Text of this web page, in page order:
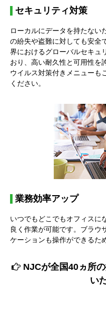
セキュリティ対策
ローカルにデータを持たない
の紛失や盗難に対しても安全
界におけるグローバルセキュ
おり、高い耐久性と可用性を
ウイルス対策付きメニューも
ください。
業務効率アップ
いつでもどこでもオフィスに
良く作業が可能です。ブラウ
ケーションも操作ができるた
NJCが全国40ヵ所
い